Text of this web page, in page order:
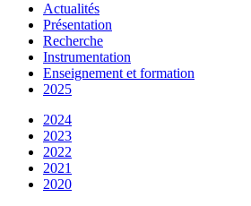
Actualités
Présentation
Recherche
Instrumentation
Enseignement et formation
2025
2024
2023
2022
2021
2020